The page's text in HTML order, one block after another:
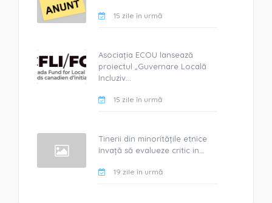
15 zile în urmă
Asociația ECOU lansează
proiectul „Guvernare Locală
Incluziv...
15 zile în urmă
Tinerii din minoritățile etnice
învață să evalueze critic in...
19 zile în urmă